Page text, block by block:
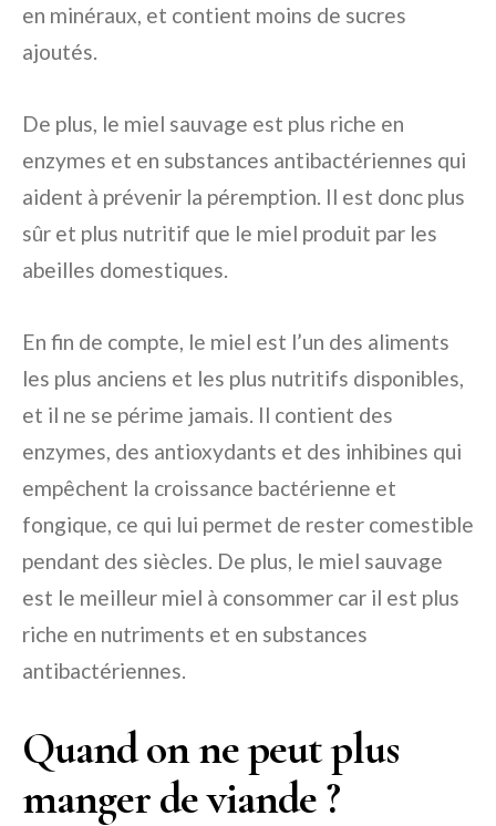
en minéraux, et contient moins de sucres
ajoutés.
De plus, le miel sauvage est plus riche en
enzymes et en substances antibactériennes qui
aident à prévenir la péremption. Il est donc plus
sûr et plus nutritif que le miel produit par les
abeilles domestiques.
En fin de compte, le miel est l’un des aliments
les plus anciens et les plus nutritifs disponibles,
et il ne se périme jamais. Il contient des
enzymes, des antioxydants et des inhibines qui
empêchent la croissance bactérienne et
fongique, ce qui lui permet de rester comestible
pendant des siècles. De plus, le miel sauvage
est le meilleur miel à consommer car il est plus
riche en nutriments et en substances
antibactériennes.
Quand on ne peut plus
manger de viande ?